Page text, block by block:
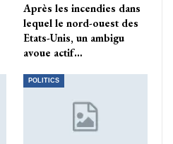
Après les incendies dans
lequel le nord-ouest des
Etats-Unis, un ambigu
avoue actif…
POLITICS